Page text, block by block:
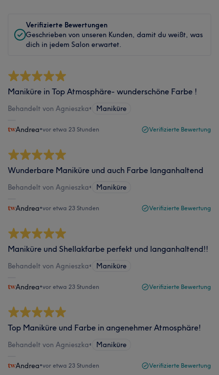
Verifizierte Bewertungen
Geschrieben von unseren Kunden, damit du weißt, was
dich in jedem Salon erwartet.
Maniküre in Top Atmosphäre- wunderschöne Farbe !
Behandelt von Agnieszka• Maniküre
Andrea•vor etwa 23 Stunden Verifizierte Bewertung
Wunderbare Maniküre und auch Farbe langanhaltend
Behandelt von Agnieszka• Maniküre
Andrea•vor etwa 23 Stunden Verifizierte Bewertung
Maniküre und Shellakfarbe perfekt und langanhaltend!!
Behandelt von Agnieszka• Maniküre
Andrea•vor etwa 23 Stunden Verifizierte Bewertung
Top Maniküre und Farbe in angenehmer Atmosphäre!
Behandelt von Agnieszka• Maniküre
Andrea•vor etwa 23 Stunden Verifizierte Bewertung